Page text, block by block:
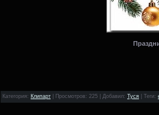
Категория : Клипарт Просмотров: 225 | Добавил: Туся Теги: